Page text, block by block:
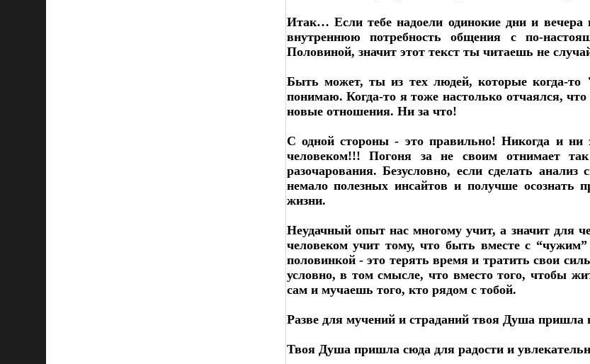
Итак… Если тебе надоели одинокие дни и
внутреннюю потребность общения с по-
Половиной, значит этот текст ты читаешь не
Быть может, ты из тех людей, которые когда-
понимаю. Когда-то я тоже настолько отчаялся,
новые отношения. Ни за что!
С одной стороны - это правильно! Никогда и
человеком!!! Погоня за не своим отнимает
разочарования. Безусловно, если сделать
немало полезных инсайтов и получше осознать
жизни.
Неудачный опыт нас многому учит, а значит для
человеком учит тому, что быть вместе с
половинкой - это терять время и тратить свои
условно, в том смысле, что вместо того, чтобы
сам и мучаешь того, кто рядом с тобой.
Разве для мучений и страданий твоя Душа пришла
Твоя Душа пришла сюда для радости и